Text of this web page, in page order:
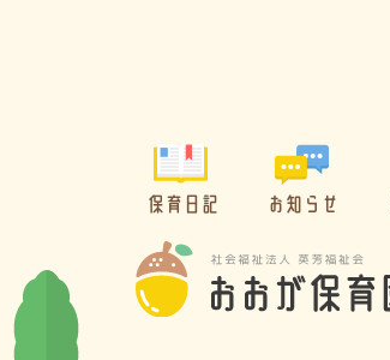
保育日記 お知らせ